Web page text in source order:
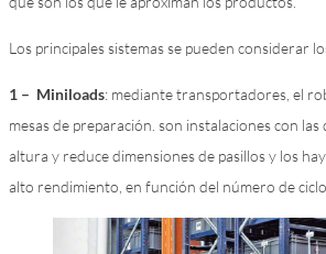
Los principales sistemas se pueden considerar
1 – Miniloads: mediante transportadores, el
mesas de preparación. son instalaciones con las
altura y reduce dimensiones de pasillos y los
alto rendimiento, en función del número de